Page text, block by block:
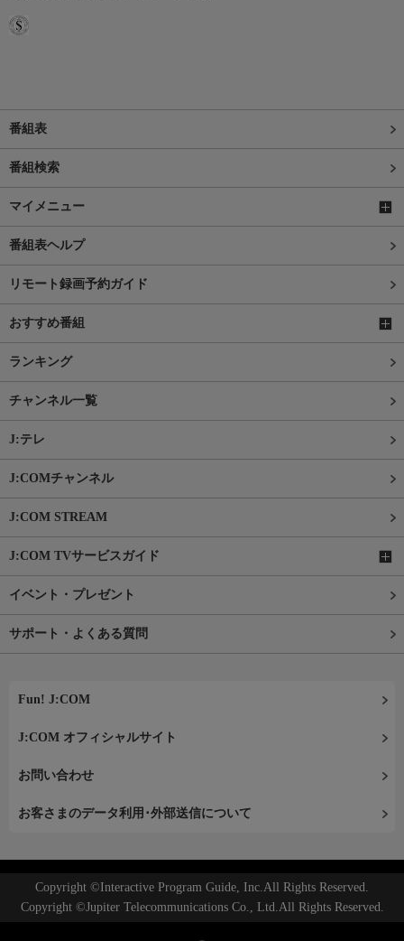
番組表
番組検索
マイメニュー
番組表ヘルプ
リモート録画予約ガイド
おすすめ番組
ランキング
チャンネル一覧
J:テレ
J:COMチャンネル
J:COM STREAM
J:COM TVサービスガイド
イベント・プレゼント
サポート・よくある質問
Fun! J:COM
J:COM オフィシャルサイト
お問い合わせ
お客さまのデータ利用･外部送信について
Copyright ©Interactive Program Guide, Inc.All Rights Reserved.
Copyright ©Jupiter Telecommunications Co., Ltd.All Rights Reserved.